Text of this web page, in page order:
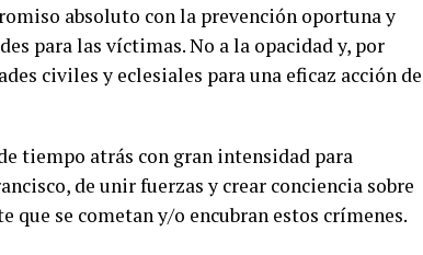
absoluto con la prevención oportuna y
para las víctimas. No a la opacidad y, por
civiles y eclesiales para una eficaz acción de
tiempo atrás con gran intensidad para
de unir fuerzas y crear conciencia sobre
se cometan y/o encubran estos crímenes.